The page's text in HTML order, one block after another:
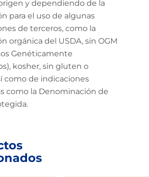
y dependiendo de la
para el uso de algunas
de terceros, como la
orgánica del USDA, sin OGM
Genéticamente
kosher, sin gluten o
como de indicaciones
como la Denominación de